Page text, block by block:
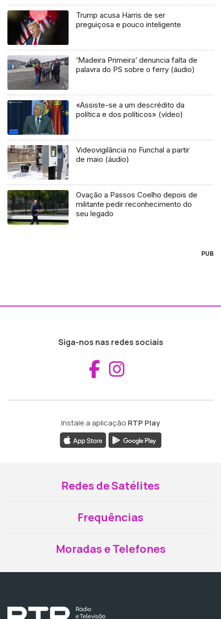
Trump acusa Harris de ser
preguiçosa e pouco inteligente
‘Madeira Primeira’ denuncia falta de
palavra do PS sobre o ferry (áudio)
«Assiste-se a um descrédito da
política e dos políticos» (vídeo)
Videovigilância no Funchal a partir
de maio (áudio)
Ovação a Passos Coelho depois de
militante pedir reconhecimento do
seu legado
PUB
Siga-nos nas redes sociais
Aceder ao
Instale a aplicação RTP Play
Redes de Satélites
Frequências
Moradas e Telefones